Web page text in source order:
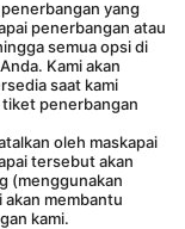
penerbangan atau
semua opsi di
Kami akan
saat kami
penerbangan
tersebut akan
(menggunakan
akan membantu
kami.